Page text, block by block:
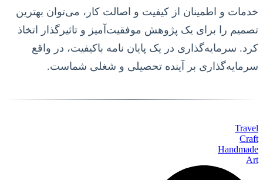
خدمات و اطمینان از کیفیت و اصالت کار، می‌توان بهترین
تصمیم را برای یک پژوهش موفقیت‌آمیز و تاثیرگذار اتخاذ
کرد. سرمایه‌گذاری در یک پایان نامه باکیفیت، در واقع
سرمایه‌گذاری بر آینده تحصیلی و شغلی شماست.
Travel
Craft
Handmade
Art